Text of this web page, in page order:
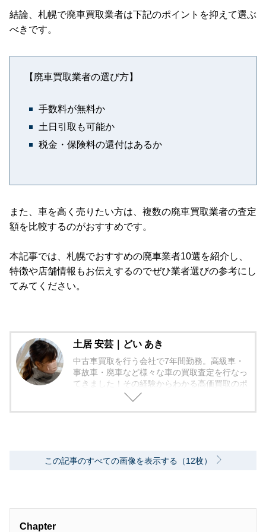
結論、札幌で廃車買取業者は下記のポイントを抑えて選ぶ
べきです。
【廃車買取業者の選び方】
手数料が無料か
土日引取も可能か
税金・保険料の還付はあるか
また、車を高く売りたい方は、複数の廃車買取業者の査定
額を比較するのがおすすめです。
本記事では、札幌でおすすめの廃車業者10選を紹介し、
特徴や店舗情報もお伝えするのでぜひ業者選びの参考にし
てみてください。
土居 安芸｜どい あき
中古車買取を行う会社で7年間勤務。高級車・
事故車・廃車など様々な車の買取査定を行なっ
てきました！その経験からわかる高価買取のポ
イントなどをお伝えしていきたいと思っており
この記事のすべての画像を表示する（12枚）
Chapter